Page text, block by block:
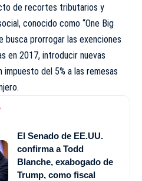
de recortes tributarios y
conocido como “One Big
busca prorrogar las exenciones
en 2017, introducir nuevas
impuesto del 5% a las remesas
El Senado de EE.UU.
confirma a Todd
Blanche, exabogado de
Trump, como fiscal